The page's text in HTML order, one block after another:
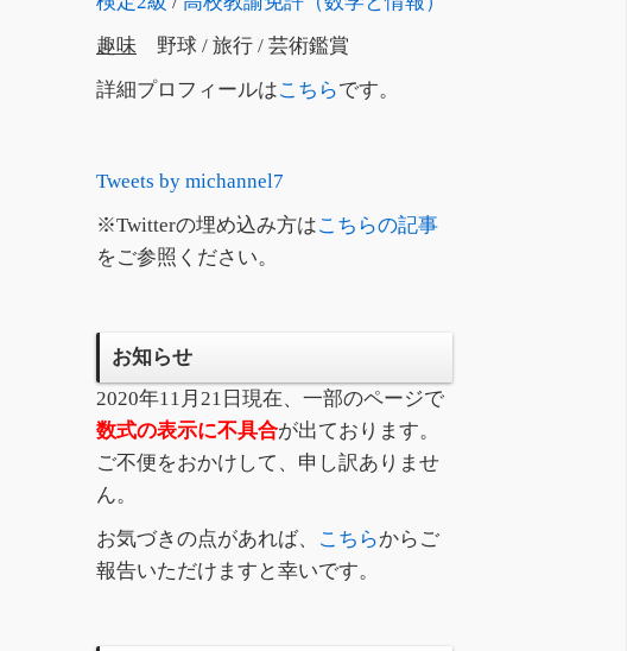
趣味 野球 / 旅行 / 芸術鑑賞
詳細プロフィールはこちらです。
Tweets by michannel7
※Twitterの埋め込み方はこちらの記事
をご参照ください。
お知らせ
2020年11月21日現在、一部のページで
数式の表示に不具合が出ております。
ご不便をおかけして、申し訳ありませ
ん。
お気づきの点があれば、
こちらからご
報告いただけますと幸いです。